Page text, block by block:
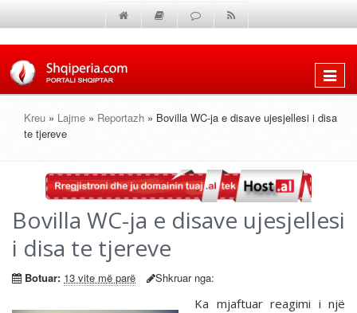
Shfaq
Kreu » Lajme » Reportazh » Bovilla WC-ja e disave ujesjellesi i disa
te tjereve
Bovilla WC-ja e disave ujesjellesi
i disa te tjereve
Botuar: 13 vite më parë Shkruar nga:
Ka mjaftuar reagimi i një